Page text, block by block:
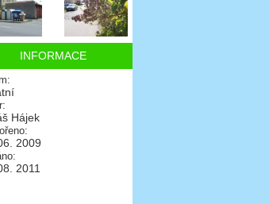
INFORMACE
Hájek
2009
2011